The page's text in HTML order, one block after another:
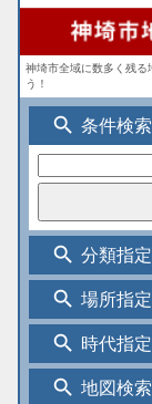
神埼市全域に数多く残る
う！
search 条件検索
search 分類指定
search 場所指定
search 時代指定
search 地図検索